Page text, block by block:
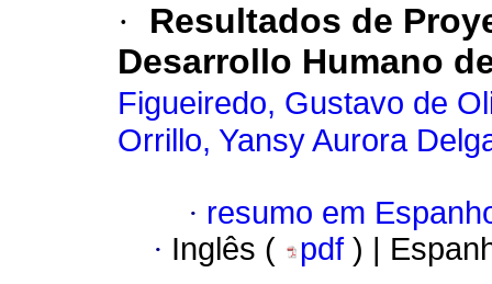
·
Resultados de
Desarrollo Humano
Figueiredo, Gustavo de
Orrillo, Yansy Aurora
· resumo em
· Inglês ( pdf ) |